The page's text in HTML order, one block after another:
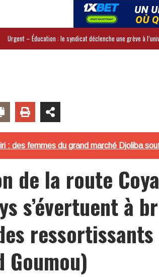
Urgent – Éducation : le syndicat déclenche une grève à
: des femmes du grand marché Djoliba
de la route
s’évertuent à
ressortissants